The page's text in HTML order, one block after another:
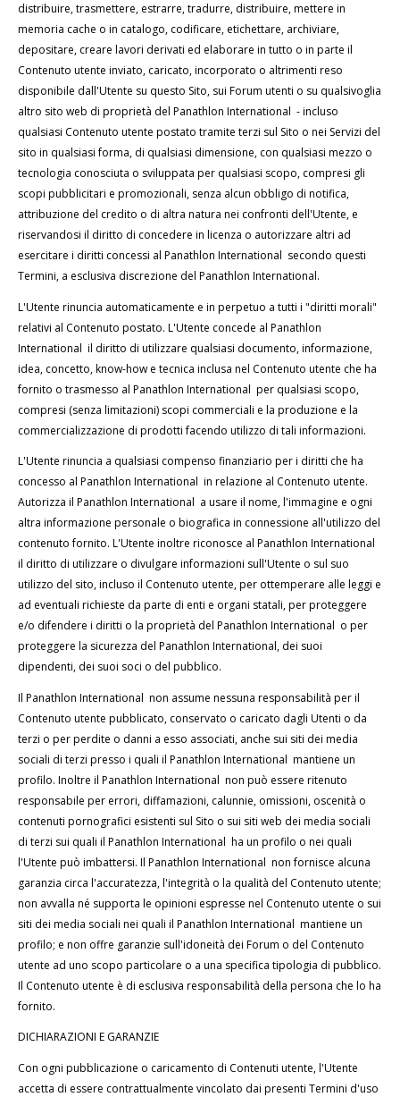
distribuire, trasmettere, estrarre, tradurre, distribuire, mettere in
memoria cache o in catalogo, codificare, etichettare, archiviare,
depositare, creare lavori derivati ed elaborare in tutto o in parte il
Contenuto utente inviato, caricato, incorporato o altrimenti reso
disponibile dall'Utente su questo Sito, sui Forum utenti o su qualsivoglia
altro sito web di proprietà del Panathlon International - incluso
qualsiasi Contenuto utente postato tramite terzi sul Sito o nei Servizi del
sito in qualsiasi forma, di qualsiasi dimensione, con qualsiasi mezzo o
tecnologia conosciuta o sviluppata per qualsiasi scopo, compresi gli
scopi pubblicitari e promozionali, senza alcun obbligo di notifica,
attribuzione del credito o di altra natura nei confronti dell'Utente, e
riservandosi il diritto di concedere in licenza o autorizzare altri ad
esercitare i diritti concessi al Panathlon International secondo questi
Termini, a esclusiva discrezione del Panathlon International.
L'Utente rinuncia automaticamente e in perpetuo a tutti i "diritti morali"
relativi al Contenuto postato. L'Utente concede al Panathlon
International il diritto di utilizzare qualsiasi documento, informazione,
idea, concetto, know-how e tecnica inclusa nel Contenuto utente che ha
fornito o trasmesso al Panathlon International per qualsiasi scopo,
compresi (senza limitazioni) scopi commerciali e la produzione e la
commercializzazione di prodotti facendo utilizzo di tali informazioni.
L'Utente rinuncia a qualsiasi compenso finanziario per i diritti che ha
concesso al Panathlon International in relazione al Contenuto utente.
Autorizza il Panathlon International a usare il nome, l'immagine e ogni
altra informazione personale o biografica in connessione all'utilizzo del
contenuto fornito. L'Utente inoltre riconosce al Panathlon International
il diritto di utilizzare o divulgare informazioni sull'Utente o sul suo
utilizzo del sito, incluso il Contenuto utente, per ottemperare alle leggi e
ad eventuali richieste da parte di enti e organi statali, per proteggere
e/o difendere i diritti o la proprietà del Panathlon International o per
proteggere la sicurezza del Panathlon International, dei suoi
dipendenti, dei suoi soci o del pubblico.
Il Panathlon International non assume nessuna responsabilità per il
Contenuto utente pubblicato, conservato o caricato dagli Utenti o da
terzi o per perdite o danni a esso associati, anche sui siti dei media
sociali di terzi presso i quali il Panathlon International mantiene un
profilo. Inoltre il Panathlon International non può essere ritenuto
responsabile per errori, diffamazioni, calunnie, omissioni, oscenità o
contenuti pornografici esistenti sul Sito o sui siti web dei media sociali
di terzi sui quali il Panathlon International ha un profilo o nei quali
l'Utente può imbattersi. Il Panathlon International non fornisce alcuna
garanzia circa l'accuratezza, l'integrità o la qualità del Contenuto utente;
non avvalla né supporta le opinioni espresse nel Contenuto utente o sui
siti dei media sociali nei quali il Panathlon International mantiene un
profilo; e non offre garanzie sull'idoneità dei Forum o del Contenuto
utente ad uno scopo particolare o a una specifica tipologia di pubblico.
Il Contenuto utente è di esclusiva responsabilità della persona che lo ha
fornito.
DICHIARAZIONI E GARANZIE
Con ogni pubblicazione o caricamento di Contenuti utente, l'Utente
accetta di essere contrattualmente vincolato dai presenti Termini d'uso